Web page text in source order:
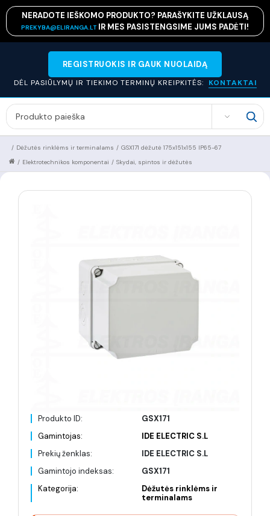
NERADOTE IEŠKOMO PRODUKTO? PARAŠYKITE UŽKLAUSĄ
PREKYBA@ELIRANGA.LT IR MES PASISTENGSIME JUMS PADĖTI!
REGISTRUOKIS IR GAUK NUOLAIDĄ
DĖL PASIŪLYMŲ IR TIEKIMO TERMINŲ KREIPKITĖS: KONTAKTAI
SEARCH
GSX171 dėžutė 175x151x155 IP65-67
/
Dėžutės rinklėms ir terminalams
/
Skydai, spintos ir dėžutės
/
Elektrotechnikos komponentai
/
Produkto ID:
GSX171
Gamintojas:
IDE ELECTRIC S.L
Prekių ženklas:
IDE ELECTRIC S.L
Gamintojo indeksas:
GSX171
Kategorija:
Dėžutės rinklėms ir
terminalams